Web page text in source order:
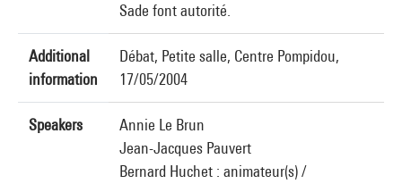
Sade font autorité.
Additional
information
Débat, Petite salle, Centre Pompidou,
17/05/2004
Speakers
Annie Le Brun
Jean-Jacques Pauvert
Bernard Huchet : animateur(s) /